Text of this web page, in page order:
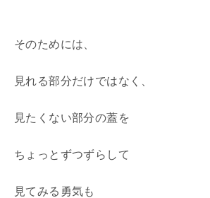
そのためには、
見れる部分だけではなく、
見たくない部分の蓋を
ちょっとずつずらして
見てみる勇気も